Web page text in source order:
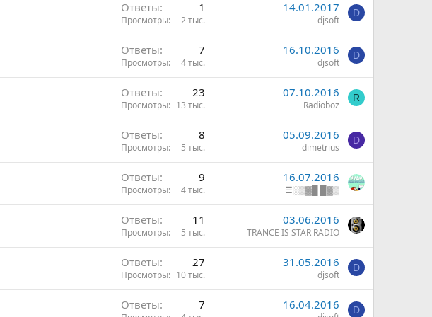
Ответы 1
Просмотры 2 тыс.
14.01.2017
djsoft
D
Ответы 7
Просмотры 4 тыс.
16.10.2016
djsoft
D
Ответы 23
Просмотры 13 тыс.
07.10.2016
Radioboz
R
Ответы 8
Просмотры 5 тыс.
05.09.2016
dimetrius
D
Ответы 9
Просмотры 4 тыс.
16.07.2016
☰░▒▓█ █▓▒
Ответы 11
Просмотры 5 тыс.
03.06.2016
TRANCE IS STAR RADIO
Ответы 27
Просмотры 10 тыс.
31.05.2016
djsoft
D
Ответы 7 16.04.2016 D